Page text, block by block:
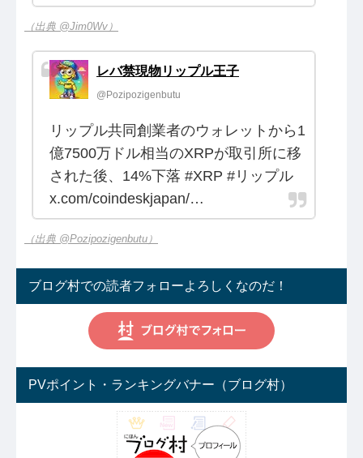
（出典 @Jim0Wv）
レバ禁現物リップル王子
@Pozipozigenbutu
リップル共同創業者のウォレットから1
億7500万ドル相当のXRPが取引所に移
された後、14%下落 #XRP #リップル
x.com/coindeskjapan/…
（出典 @Pozipozigenbutu）
ブログ村での読者フォローよろしくなのだ！
PVポイント・ランキングバナー（ブログ村）